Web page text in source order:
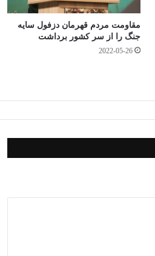
مقاومت مردم قهرمان دزفول سایه
جنگ را از سر کشور برداشت
2022-05-26